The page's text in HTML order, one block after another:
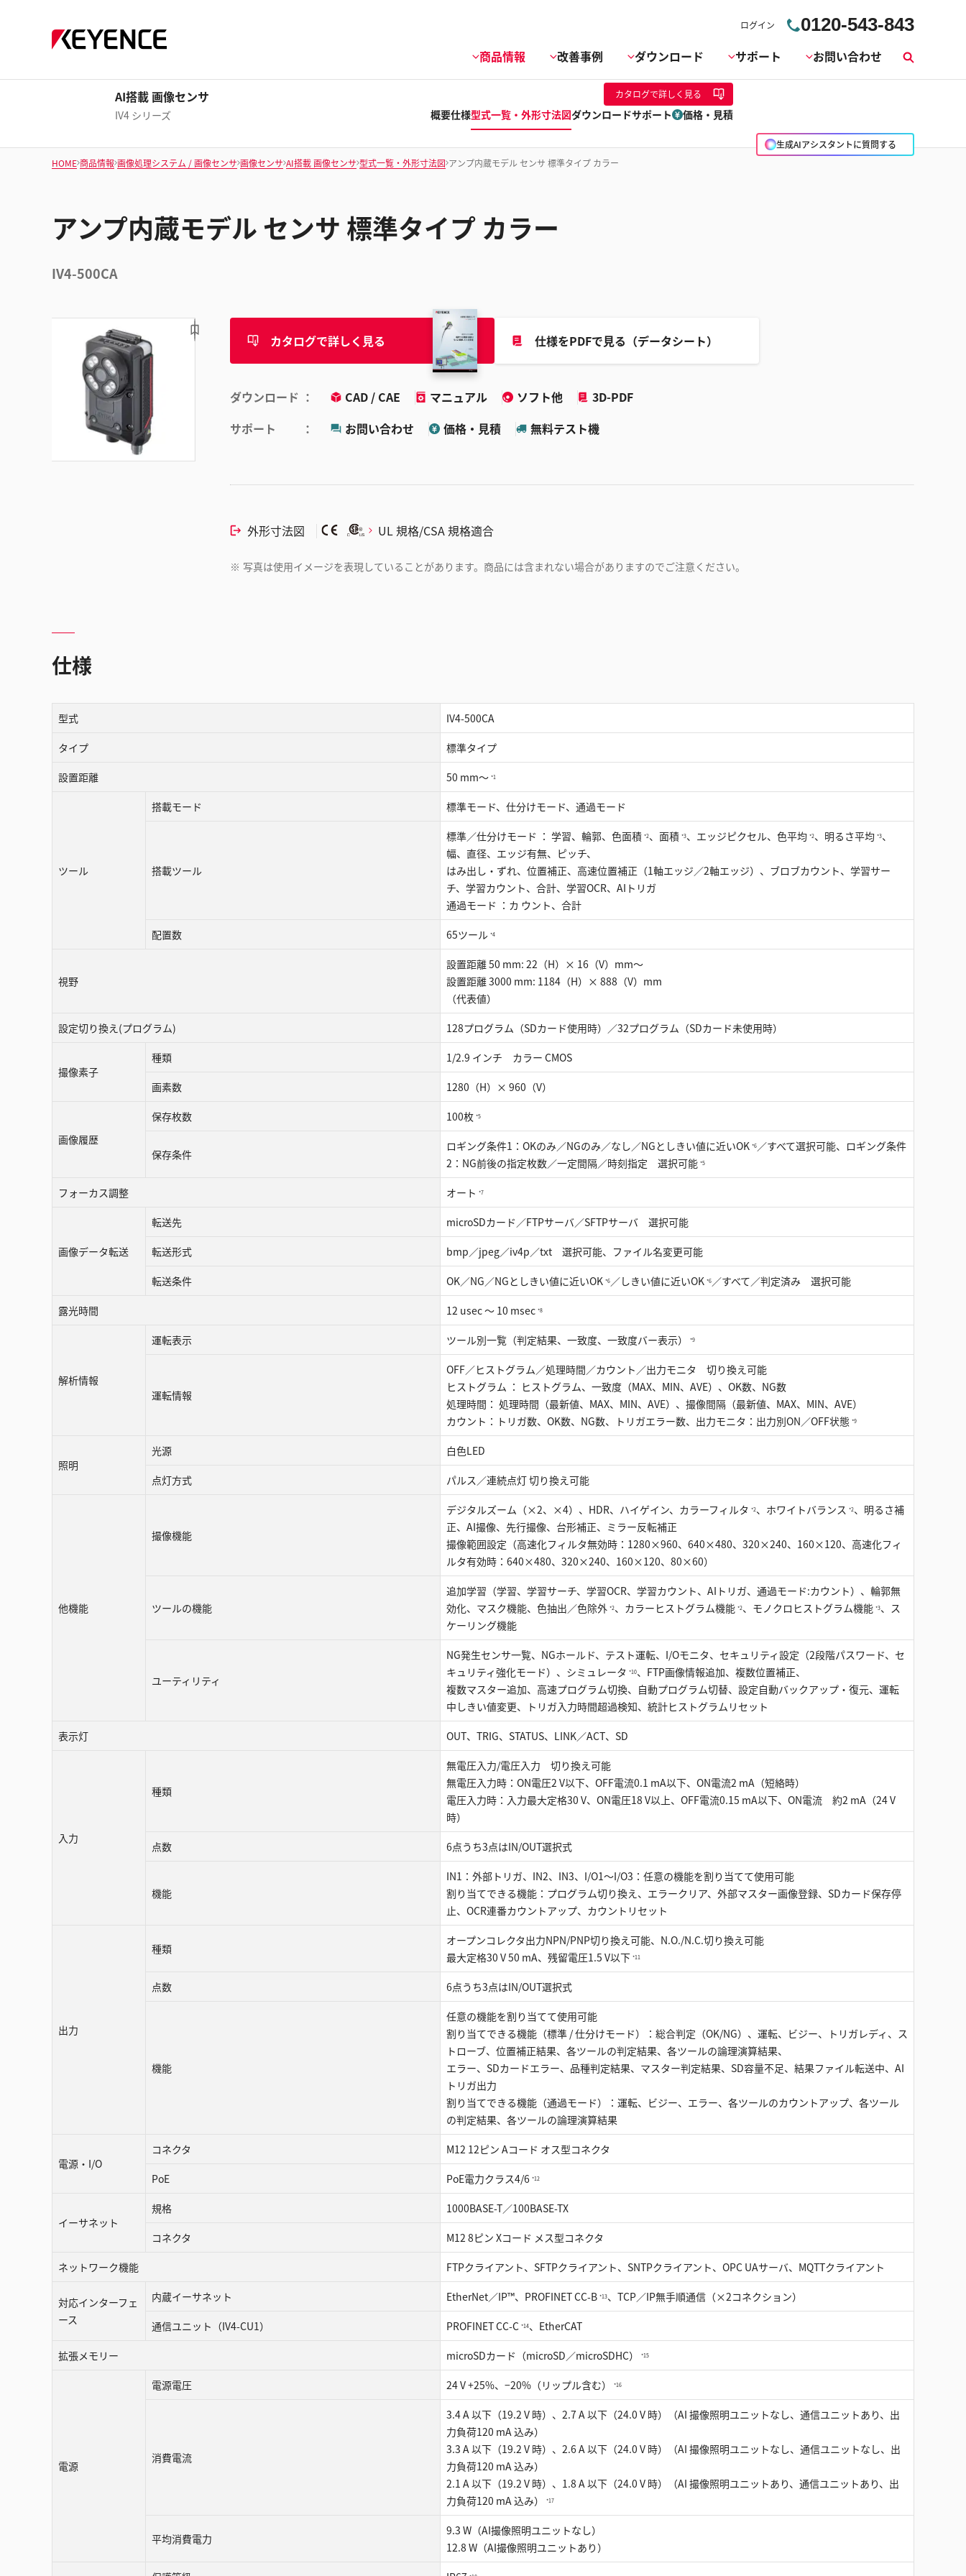
ログイン 0120-543-843
商品情報 改善事例 ダウンロード サポート お問い合わせ
索
AI搭載 画像センサ
IV4 シリーズ
生成AIアシスタントに質問する
カタログで詳しく見る
概要仕様型式一覧・外形寸法図ダウンロードサポート 価格・見積
HOME 商品情報 画像処理システム / 画像センサ 画像センサ AI搭載 画像センサ 型式一覧・外形寸法図 アンプ内蔵モデル センサ 標準タイプ カラー
アンプ内蔵モデル センサ 標準タイプ カラー
IV4-500CA
カタログで詳しく見る 仕様をPDFで見る（データシート）
ダウンロード CAD / CAE マニュアル ソフト他
3D-PDF
サポート
お問い合わせ 価格・見積 無料テスト機
外形寸法図 UL 規格/CSA 規格適合
※ 写真は使用イメージを表現していることがあります。商品には含まれない場合がありますのでご注意ください。
仕様
型式 IV4-500CA
タイプ 標準タイプ
設置距離 50 mm～ *1
ツール
搭載モード 標準モード、仕分けモード、通過モード
搭載ツール
標準／仕分けモード ： 学習、輪郭、色面積 *2、面積 *3、エッジピクセル、色平均 *2、明るさ平均 *3、
幅、直径、エッジ有無、ピッチ、
はみ出し・ずれ、位置補正、高速位置補正（1軸エッジ／2軸エッジ）、ブロブカウント、学習サー
チ、学習カウント、合計、学習OCR、AIトリガ
通過モード ：カ ウント、合計
配置数 65ツール *4
視野
設置距離 50 mm: 22（H）× 16（V）mm～
設置距離 3000 mm: 1184（H）× 888（V）mm
（代表値）
設定切り換え(プログラム) 128プログラム（SDカード使用時）／32プログラム（SDカード未使用時）
撮像素子
種類 1/2.9 インチ カラー CMOS
画素数 1280（H）× 960（V）
画像履歴
保存枚数 100枚 *5
保存条件
ロギング条件1：OKのみ／NGのみ／なし／NGとしきい値に近いOK *6 ／すべて選択可能、ロギング条件
2：NG前後の指定枚数／一定間隔／時刻指定 選択可能 *5
フォーカス調整 オート *7
画像データ転送
転送先 microSDカード／FTPサーバ／SFTPサーバ 選択可能
転送形式 bmp／jpeg／iv4p／txt 選択可能、ファイル名変更可能
転送条件 OK／NG／NGとしきい値に近いOK *6 ／しきい値に近いOK *6 ／すべて／判定済み 選択可能
露光時間 12 usec ～ 10 msec *8
解析情報
運転表示 ツール別一覧（判定結果、一致度、一致度バー表示） *9
運転情報
OFF／ヒストグラム／処理時間／カウント／出力モニタ 切り換え可能
ヒストグラム ： ヒストグラム、一致度（MAX、MIN、AVE）、OK数、NG数
処理時間： 処理時間（最新値、MAX、MIN、AVE）、撮像間隔（最新値、MAX、MIN、AVE）
カウント：トリガ数、OK数、NG数、トリガエラー数、出力モニタ：出力別ON／OFF状態 *9
照明
光源 白色LED
点灯方式 パルス／連続点灯 切り換え可能
他機能
撮像機能
デジタルズーム（×2、×4）、HDR、ハイゲイン、カラーフィルタ *2、ホワイトバランス *2、明るさ補
正、AI撮像、先行撮像、台形補正、ミラー反転補正
撮像範囲設定（高速化フィルタ無効時：1280×960、640×480、320×240、160×120、高速化フィ
ルタ有効時：640×480、320×240、160×120、80×60）
ツールの機能
追加学習（学習、学習サーチ、学習OCR、学習カウント、AIトリガ、通過モード:カウント）、輪郭無
効化、マスク機能、色抽出／色除外 *2、カラーヒストグラム機能 *2、モノクロヒストグラム機能 *3、ス
ケーリング機能
ユーティリティ
NG発生センサ一覧、NGホールド、テスト運転、I/Oモニタ、セキュリティ設定（2段階パスワード、セ
キュリティ強化モード）、シミュレータ *10、FTP画像情報追加、複数位置補正、
複数マスター追加、高速プログラム切換、自動プログラム切替、設定自動バックアップ・復元、運転
中しきい値変更、トリガ入力時間超過検知、統計ヒストグラムリセット
表示灯 OUT、TRIG、STATUS、LINK／ACT、SD
入力
種類
無電圧入力/電圧入力 切り換え可能
無電圧入力時：ON電圧2 V以下、OFF電流0.1 mA以下、ON電流2 mA（短絡時）
電圧入力時：入力最大定格30 V、ON電圧18 V以上、OFF電流0.15 mA以下、ON電流 約2 mA（24 V
時）
点数 6点うち3点はIN/OUT選択式
機能
IN1：外部トリガ、IN2、IN3、I/O1〜I/O3：任意の機能を割り当てて使用可能
割り当てできる機能：プログラム切り換え、エラークリア、外部マスター画像登録、SDカード保存停
止、OCR連番カウントアップ、カウントリセット
出力
種類
オープンコレクタ出力NPN/PNP切り換え可能、N.O./N.C.切り換え可能
最大定格30 V 50 mA、残留電圧1.5 V以下 *11
点数 6点うち3点はIN/OUT選択式
機能
任意の機能を割り当てて使用可能
割り当てできる機能（標準 / 仕分けモード）：総合判定（OK/NG）、運転、ビジー、トリガレディ、ス
トローブ、位置補正結果、各ツールの判定結果、各ツールの論理演算結果、
エラー、SDカードエラー、品種判定結果、マスター判定結果、SD容量不足、結果ファイル転送中、AI
トリガ出力
割り当てできる機能（通過モード）：運転、ビジー、エラー、各ツールのカウントアップ、各ツール
の判定結果、各ツールの論理演算結果
電源・I/O
コネクタ M12 12ピン Aコード オス型コネクタ
PoE PoE電力クラス4/6 *12
イーサネット
規格 1000BASE-T／100BASE-TX
コネクタ M12 8ピン Xコード メス型コネクタ
ネットワーク機能 FTPクライアント、SFTPクライアント、SNTPクライアント、OPC UAサーバ、MQTTクライアント
対応インターフェ
ース
内蔵イーサネット EtherNet／IP™、PROFINET CC-B *13、TCP／IP無手順通信（×2コネクション）
通信ユニット（IV4-CU1） PROFINET CC-C *14、EtherCAT
拡張メモリー microSDカード（microSD／microSDHC） *15
電源
電源電圧 24 V +25%、−20%（リップル含む） *16
消費電流
3.4 A 以下（19.2 V 時）、2.7 A 以下（24.0 V 時）（AI 撮像照明ユニットなし、通信ユニットあり、出
力負荷120 mA 込み）
3.3 A 以下（19.2 V 時）、2.6 A 以下（24.0 V 時）（AI 撮像照明ユニットなし、通信ユニットなし、出
力負荷120 mA 込み）
2.1 A 以下（19.2 V 時）、1.8 A 以下（24.0 V 時）（AI 撮像照明ユニットあり、通信ユニットあり、出
力負荷120 mA 込み）
*17
平均消費電力
9.3 W（AI撮像照明ユニットなし）
12.8 W（AI撮像照明ユニットあり）